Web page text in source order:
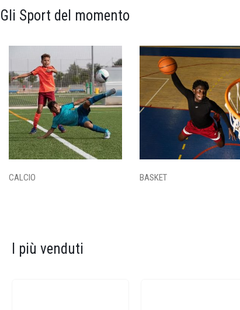
Gli Sport del momento
CALCIO BASKET
I più venduti